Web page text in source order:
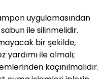
uygulamasından
ile silinmelidir.
bir şekilde,
ile olmalı;
kaçınılmalıdır.